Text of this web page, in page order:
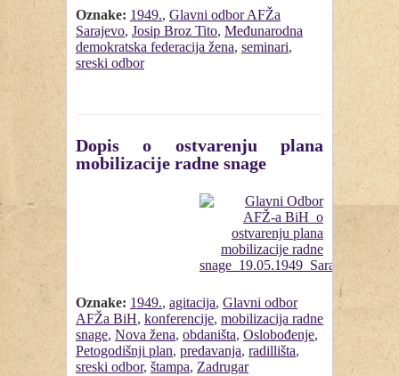
Oznake: 1949., Glavni odbor AFŽa
Sarajevo, Josip Broz Tito, Međunarodna
demokratska federacija žena, seminari,
sreski odbor
Dopis o ostvarenju plana
mobilizacije radne snage
Oznake: 1949., agitacija, Glavni odbor
AFŽa BiH, konferencije, mobilizacija radne
snage, Nova žena, obdaništa, Oslobođenje,
Petogodišnji plan, predavanja, radillišta,
sreski odbor, štampa, Zadrugar